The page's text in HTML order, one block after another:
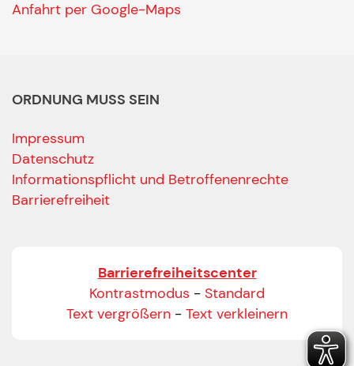
Anfahrt per Google-Maps
ORDNUNG MUSS SEIN
Impressum
Datenschutz
Informationspflicht und Betroffenenrechte
Barrierefreiheit
Barrierefreiheitscenter
Kontrastmodus - Standard
Text vergrößern - Text verkleinern